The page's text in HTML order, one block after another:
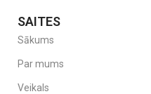
SAITES
Sākums
Par mums
Veikals